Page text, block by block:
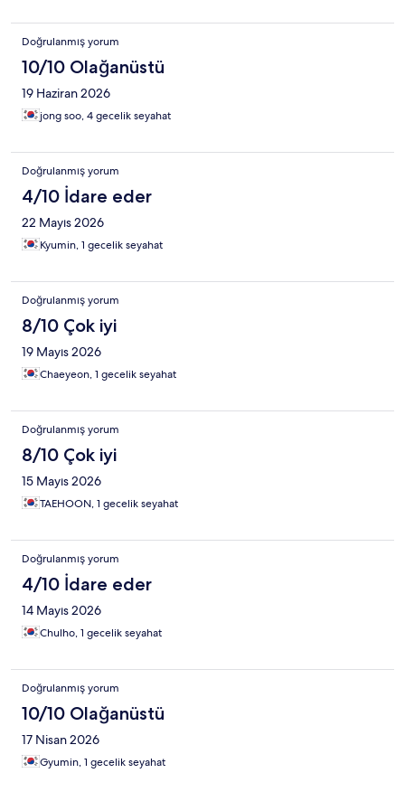
Doğrulanmış yorum
10/10 Olağanüstü
19 Haziran 2026
jong soo, 4 gecelik seyahat
Doğrulanmış yorum
4/10 İdare eder
22 Mayıs 2026
Kyumin, 1 gecelik seyahat
Doğrulanmış yorum
8/10 Çok iyi
19 Mayıs 2026
Chaeyeon, 1 gecelik seyahat
Doğrulanmış yorum
8/10 Çok iyi
15 Mayıs 2026
TAEHOON, 1 gecelik seyahat
Doğrulanmış yorum
4/10 İdare eder
14 Mayıs 2026
Chulho, 1 gecelik seyahat
Doğrulanmış yorum
10/10 Olağanüstü
17 Nisan 2026
Gyumin, 1 gecelik seyahat